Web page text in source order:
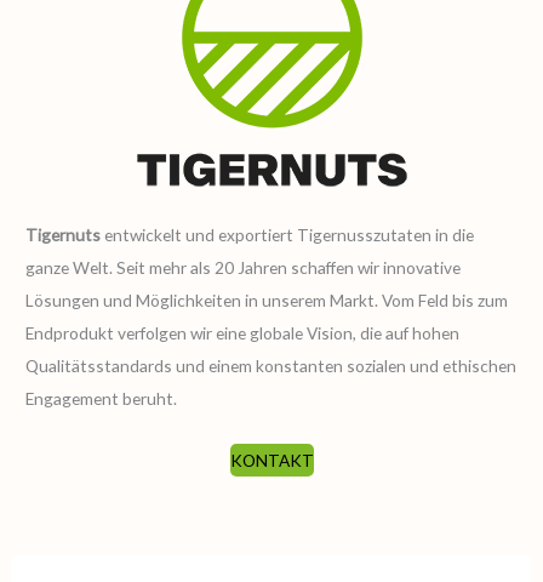
Tigernuts entwickelt und exportiert Tigernusszutaten in die
ganze Welt. Seit mehr als 20 Jahren schaffen wir innovative
Lösungen und Möglichkeiten in unserem Markt. Vom Feld bis zum
Endprodukt verfolgen wir eine globale Vision, die auf hohen
Qualitätsstandards und einem konstanten sozialen und ethischen
Engagement beruht.
KONTAKT